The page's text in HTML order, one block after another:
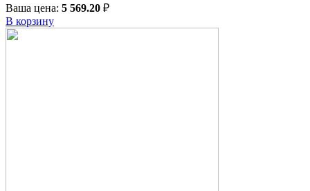
Ваша цена: 5 569.20 ₽
В корзину